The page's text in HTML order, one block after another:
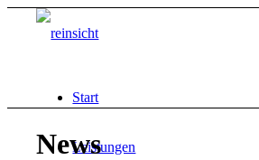
Start
Leistungen
News